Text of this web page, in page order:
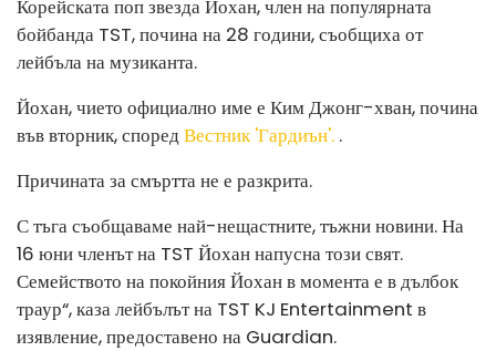
Корейската поп звезда Йохан, член на популярната
бойбанда TST, почина на 28 години, съобщиха от
лейбъла на музиканта.
Йохан, чието официално име е Ким Джонг-хван, почина
във вторник, споредВестник 'Гардиън'. .
Причината за смъртта не е разкрита.
С тъга съобщаваме най-нещастните, тъжни новини. На
16 юни членът на TST Йохан напусна този свят.
Семейството на покойния Йохан в момента е в дълбок
траур“, каза лейбълът на TST KJ Entertainment в
изявление, предоставено на Guardian.